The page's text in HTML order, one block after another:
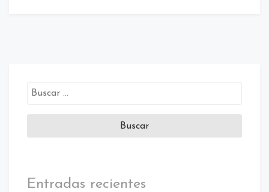
Buscar:
Entradas recientes